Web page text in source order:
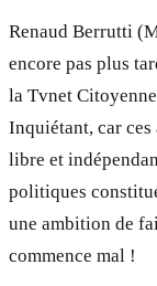
Renaud Berrutti
encore pas plus
la Tvnet
Inquiétant, car
libre et
politiques
une ambition de
commence mal !